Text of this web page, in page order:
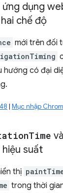
dụng
chế độ
mới trên đối
hướng có đại
| Mục nhập
Time và
suất
thị
trong thời